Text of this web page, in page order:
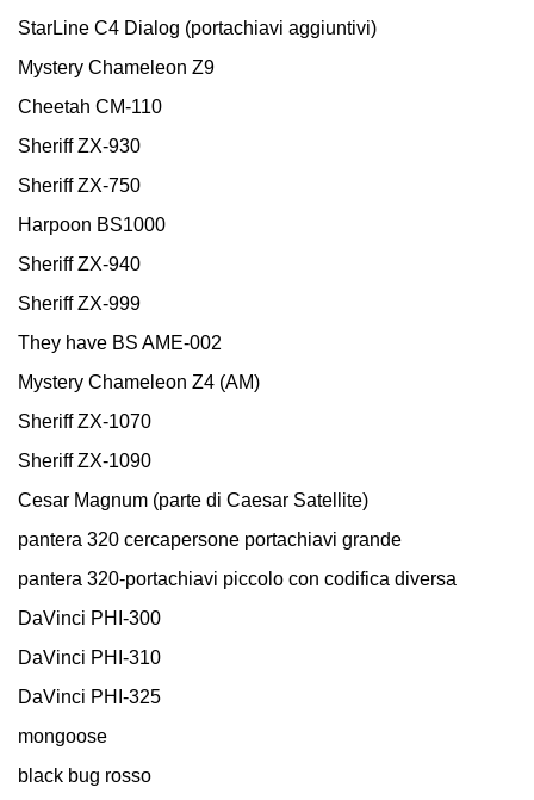
StarLine C4 Dialog (portachiavi aggiuntivi)
Mystery Chameleon Z9
Cheetah CM-110
Sheriff ZX-930
Sheriff ZX-750
Harpoon BS1000
Sheriff ZX-940
Sheriff ZX-999
They have BS AME-002
Mystery Chameleon Z4 (AM)
Sheriff ZX-1070
Sheriff ZX-1090
Cesar Magnum (parte di Caesar Satellite)
pantera 320 cercapersone portachiavi grande
pantera 320-portachiavi piccolo con codifica diversa
DaVinci PHI-300
DaVinci PHI-310
DaVinci PHI-325
mongoose
black bug rosso